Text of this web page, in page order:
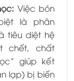
Việc bón
là phân
tiêu diệt hệ
chết, chất
giúp kết
lạp) bị biến